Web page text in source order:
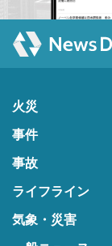
火災
事件
事故
ライフライン
気象・災害